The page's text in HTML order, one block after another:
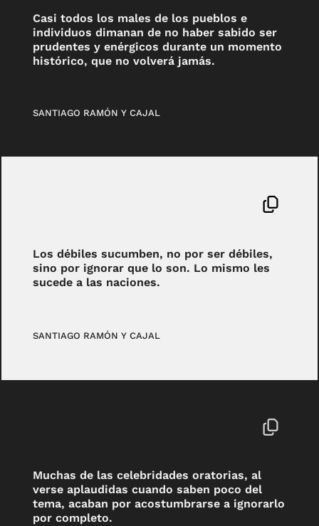
Casi todos los males de los pueblos e
individuos dimanan de no haber sabido ser
prudentes y enérgicos durante un momento
histórico, que no volverá jamás.
SANTIAGO RAMÓN Y CAJAL
Los débiles sucumben, no por ser débiles,
sino por ignorar que lo son. Lo mismo les
sucede a las naciones.
SANTIAGO RAMÓN Y CAJAL
Muchas de las celebridades oratorias, al
verse aplaudidas cuando saben poco del
tema, acaban por acostumbrarse a ignorarlo
por completo.